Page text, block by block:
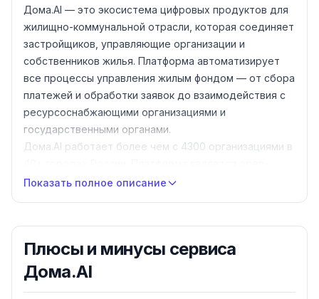
Дома.AI — это экосистема цифровых продуктов для
жилищно-коммунальной отрасли, которая соединяет
застройщиков, управляющие организации и
собственников жилья. Платформа автоматизирует
все процессы управления жилым фондом — от сбора
платежей и обработки заявок до взаимодействия с
ресурсоснабжающими организациями и
государственными органами.
Дома.AI работает более чем с 4300 организациями в
source решением и интегрирует инженерные
среднем 166 800 рублей на автоматизации
процессов.
Основные возможности Дома.AI
Показать полное описание
Плюсы и минусы сервиса
Дома.AI